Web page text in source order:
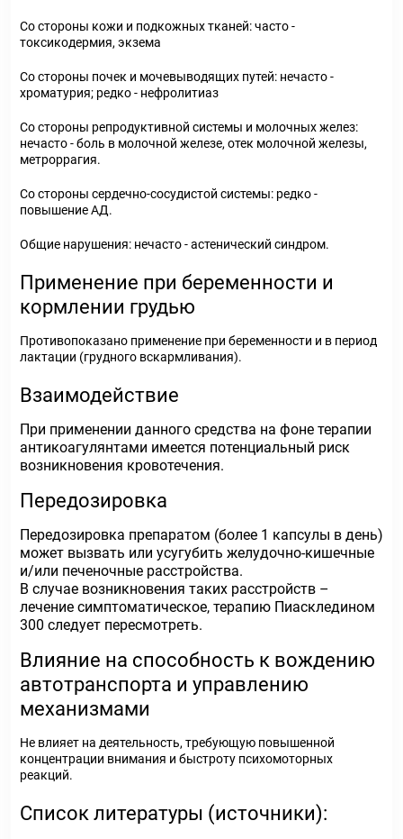
Со стороны кожи и подкожных тканей: часто -
токсикодермия, экзема
Со стороны почек и мочевыводящих путей: нечасто -
хроматурия; редко - нефролитиаз
Со стороны репродуктивной системы и молочных желез:
нечасто - боль в молочной железе, отек молочной железы,
метроррагия.
Со стороны сердечно-сосудистой системы: редко -
повышение АД.
Общие нарушения: нечасто - астенический синдром.
Применение при беременности и
кормлении грудью
Противопоказано применение при беременности и в период
лактации (грудного вскармливания).
Взаимодействие
При применении данного средства на фоне терапии
антикоагулянтами имеется потенциальный риск
возникновения кровотечения.
Передозировка
Передозировка препаратом (более 1 капсулы в день)
может вызвать или усугубить желудочно-кишечные
и/или печеночные расстройства.
В случае возникновения таких расстройств –
лечение симптоматическое, терапию Пиаскледином
300 следует пересмотреть.
Влияние на способность к вождению
автотранспорта и управлению
механизмами
Не влияет на деятельность, требующую повышенной
концентрации внимания и быстроту психомоторных
реакций.
Список литературы (источники):